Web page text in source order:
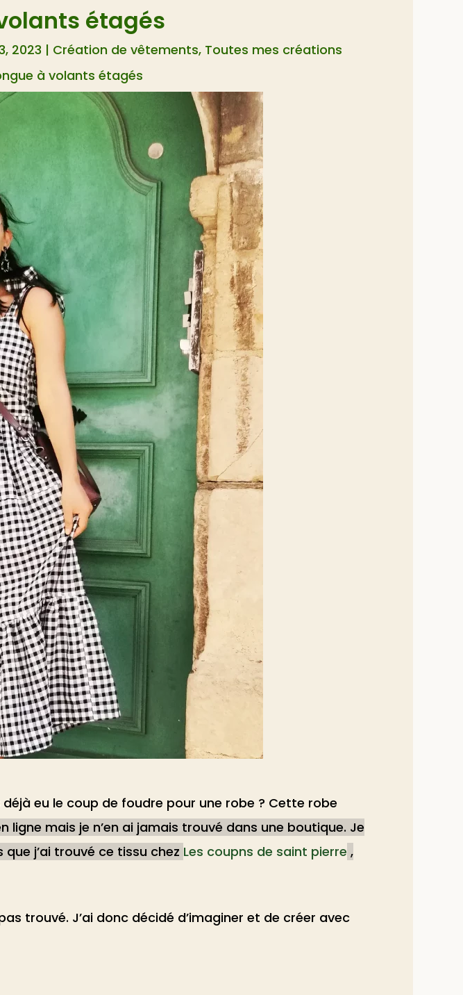
étagés
2023 | Création de vêtements, Toutes mes créations
à volants étagés
eu le coup de foudre pour une robe ? Cette robe
ligne mais je n’en ai jamais trouvé dans une boutique. Je
j’ai trouvé ce tissu chez Les coupns de saint pierre ,
trouvé. J’ai donc décidé d’imaginer et de créer avec